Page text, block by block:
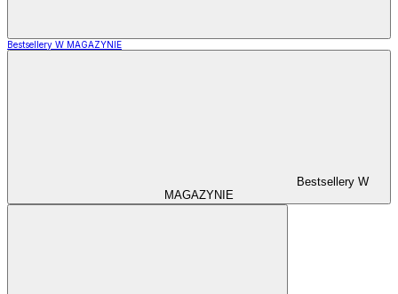
Bestsellery W MAGAZYNIE
Bestsellery W
MAGAZYNIE